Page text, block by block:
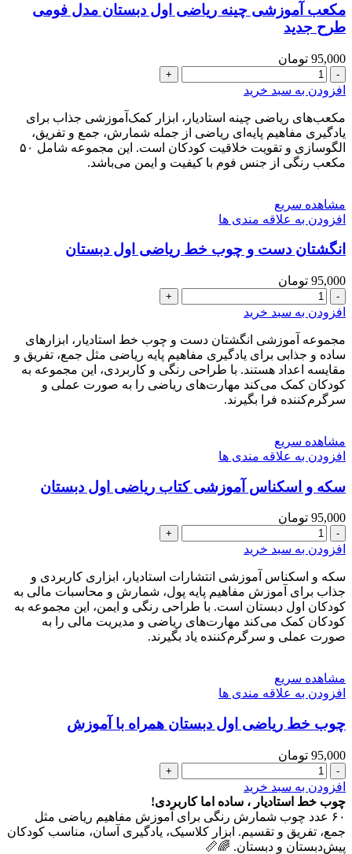
مکعب آموزشی چینه ریاضی اول دبستان مدل فومی
طرح جدید
95,000 تومان
مکعب
آموزشی
ریاضی
اول
دبستان
مدل
جدید
عدد
افزودن به سبد خرید
مکعب‌های ریاضی چینه استادیار، ابزار کمک‌آموزشی جذاب برای
یادگیری مفاهیم پایه‌ای ریاضی از جمله شمارش، جمع و تفریق،
الگو‌سازی و تقویت خلاقیت کودکان است. این مجموعه شامل ۵۰
مکعب رنگی از جنس فوم با کیفیت و ایمن می‌باشد.
مشاهده سریع
افزودن به علاقه مندی ها
انگشتان دست و چوب خط ریاضی اول دبستان
95,000 تومان
انگشتان
دست
چوب
خط
ریاضی
اول
دبستان
افزودن به سبد خرید
مجموعه آموزشی انگشتان دست و چوب خط استادیار، ابزارهای
ساده و جذابی برای یادگیری مفاهیم پایه ریاضی مثل جمع، تفریق و
مقایسه اعداد هستند. با طراحی رنگی و کاربردی، این مجموعه به
کودکان کمک می‌کند مهارت‌های ریاضی را به صورت عملی و
سرگرم‌کننده فرا بگیرند.
مشاهده سریع
افزودن به علاقه مندی ها
سکه و اسکناس آموزشی کتاب ریاضی اول دبستان
95,000 تومان
سکه
و
آموزشی
کتاب
ریاضی
اول
دبستان
افزودن به سبد خرید
سکه و اسکناس آموزشی انتشارات استادیار، ابزاری کاربردی و
جذاب برای آموزش مفاهیم پایه پول، شمارش و محاسبات مالی به
کودکان اول دبستان است. با طراحی رنگی و ایمن، این مجموعه به
کودکان کمک می‌کند مهارت‌های ریاضی و مدیریت مالی را به
صورت عملی و سرگرم‌کننده یاد بگیرند.
مشاهده سریع
افزودن به علاقه مندی ها
چوب خط ریاضی اول دبستان همراه با آموزش
95,000 تومان
چوب
خط
ریاضی
اول
دبستان
همراه
افزودن به سبد خرید
چوب خط استادیار ، ساده اما کاربردی!
۶۰ عدد چوب شمارش رنگی برای آموزش مفاهیم ریاضی مثل
جمع، تفریق و تقسیم. ابزار کلاسیک، یادگیری آسان، مناسب کودکان
پیش‌دبستان و دبستان. 🌈📏